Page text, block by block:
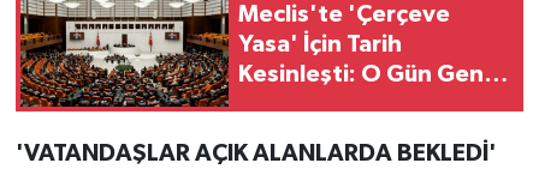
Meclis'te 'Çerçeve
Yasa' İçin Tarih
Kesinleşti: O Gün Genel
'VATANDAŞLAR AÇIK ALANLARDA BEKLEDİ'